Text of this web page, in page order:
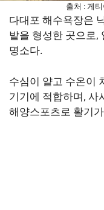
출처 : 게
다대포 해수욕장은
밭을 형성한 곳으로,
명소다.
수심이 얕고 수온이
기기에 적합하며, 사
해양스포츠로 활기